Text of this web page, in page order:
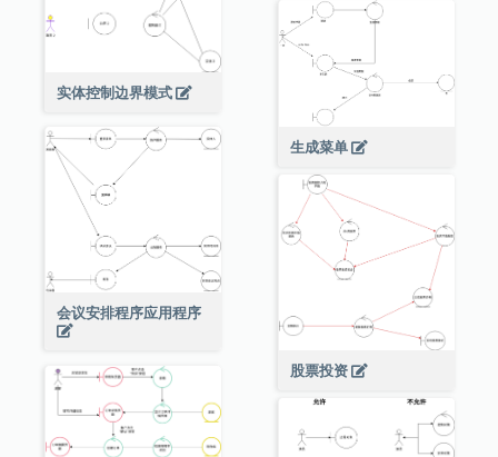
实体控制边界模式
生成菜单
会议安排程序应用程序
股票投资